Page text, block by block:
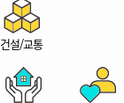
시
건설/교통